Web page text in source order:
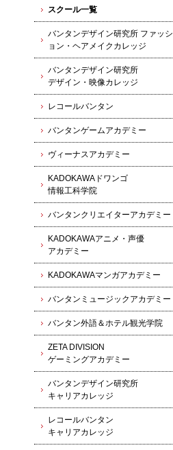
スクール一覧
バンタンデザイン研究所 ファッシ
ョン・ヘアメイクカレッジ
バンタンデザイン研究所
デザイン・映像カレッジ
レコールバンタン
バンタンゲームアカデミー
ヴィーナスアカデミー
KADOKAWAドワンゴ
情報工科学院
バンタンクリエイターアカデミー
KADOKAWAアニメ・声優
アカデミー
KADOKAWAマンガアカデミー
バンタンミュージックアカデミー
バンタン外語＆ホテル観光学院
ZETA DIVISION
ゲーミングアカデミー
バンタンデザイン研究所
キャリアカレッジ
レコールバンタン
キャリアカレッジ